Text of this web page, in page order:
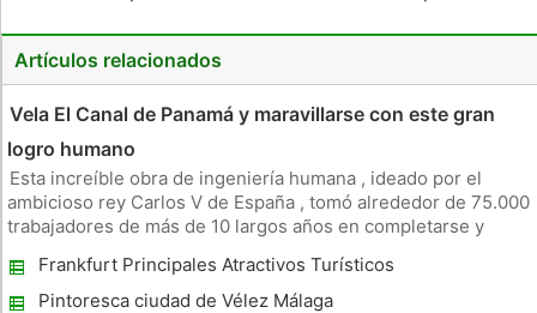
Artículos relacionados
Vela El Canal de Panamá y maravillarse con este gran
logro humano
Esta increíble obra de ingeniería humana , ideado por el
ambicioso rey Carlos V de España , tomó alrededor de 75.000
trabajadores de más de 10 largos años en completarse y
problemas , desde la quiebra financiera , de gestión muy
deficiente de los p
Frankfurt Principales Atractivos Turísticos
Pintoresca ciudad de Vélez Málaga